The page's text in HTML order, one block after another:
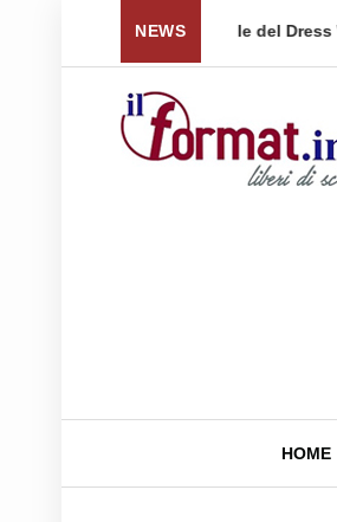
NEWS
di prezzo per tornare a ...
HOME